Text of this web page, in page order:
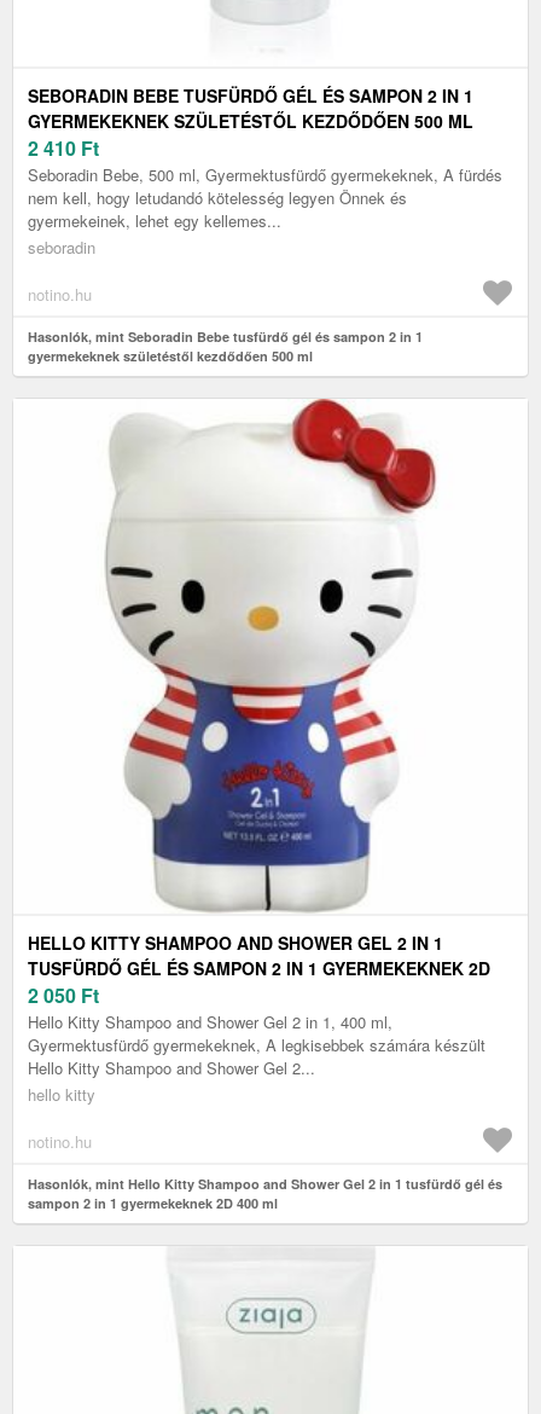
SEBORADIN BEBE TUSFÜRDŐ GÉL ÉS SAMPON 2 IN 1
GYERMEKEKNEK SZÜLETÉSTŐL KEZDŐDŐEN 500 ML
2 410 Ft
Seboradin Bebe, 500 ml, Gyermektusfürdő gyermekeknek, A fürdés
nem kell, hogy letudandó kötelesség legyen Önnek és
gyermekeinek, lehet egy kellemes...
seboradin
notino.hu
Hasonlók, mint Seboradin Bebe tusfürdő gél és sampon 2 in 1
gyermekeknek születéstől kezdődően 500 ml
HELLO KITTY SHAMPOO AND SHOWER GEL 2 IN 1
TUSFÜRDŐ GÉL ÉS SAMPON 2 IN 1 GYERMEKEKNEK 2D
400 ML
2 050 Ft
Hello Kitty Shampoo and Shower Gel 2 in 1, 400 ml,
Gyermektusfürdő gyermekeknek, A legkisebbek számára készült
Hello Kitty Shampoo and Shower Gel 2...
hello kitty
notino.hu
Hasonlók, mint Hello Kitty Shampoo and Shower Gel 2 in 1 tusfürdő gél és
sampon 2 in 1 gyermekeknek 2D 400 ml